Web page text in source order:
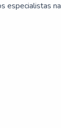
especialistas na